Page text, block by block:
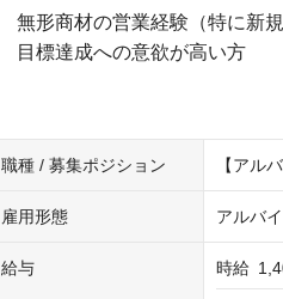
無形商材の営業経験（特に新
目標達成への意欲が高い方
職種 / 募集ポジション 【アル
雇用形態 アルバ
給与 時給